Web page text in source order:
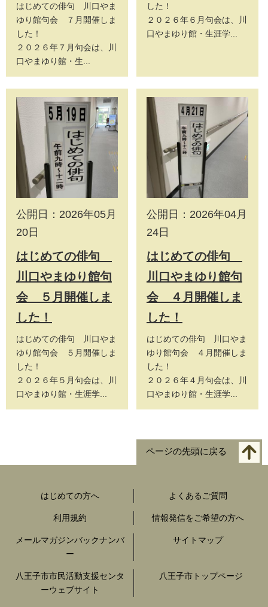
はじめての俳句 川口やま
ゆり館句会 ７月開催しま
した！
２０２６年７月句会は、川
口やまゆり館・生...
した！
２０２６年６月句会は、川
口やまゆり館・生涯学...
公開日：2026年05月
20日
はじめての俳句
川口やまゆり館句
会 ５月開催しま
した！
はじめての俳句 川口やま
ゆり館句会 ５月開催しま
した！
２０２６年５月句会は、川
口やまゆり館・生涯学...
公開日：2026年04月
24日
はじめての俳句
川口やまゆり館句
会 ４月開催しま
した！
はじめての俳句 川口やま
ゆり館句会 ４月開催しま
した！
２０２６年４月句会は、川
口やまゆり館・生涯学...
ページの先頭に戻る
はじめての方へ よくあるご質問
利用規約 情報発信をご希望の方へ
メールマガジンバックナンバ
ー
サイトマップ
八王子市市民活動支援センタ
ーウェブサイト
八王子市トップページ